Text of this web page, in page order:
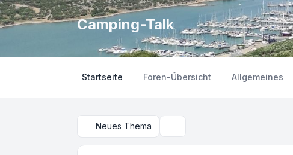
Camping-Talk
Startseite Foren-Übersicht Allgemeines
Neues Thema